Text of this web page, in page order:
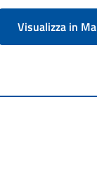
Visualizza in